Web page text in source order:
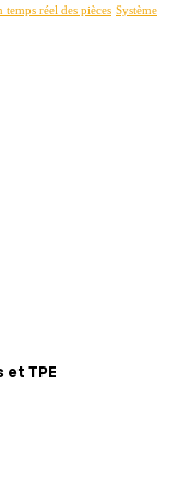
temps réel des pièces Système
TPE